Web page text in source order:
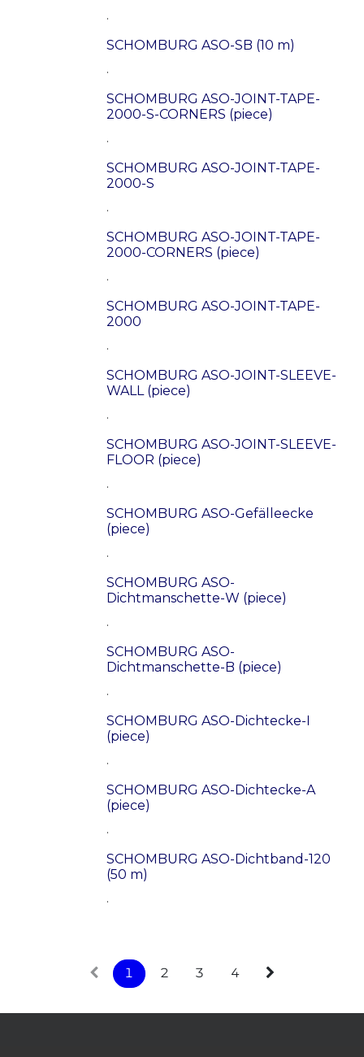
.
SCHOMBURG ASO-SB (10 m)
.
SCHOMBURG ASO-JOINT-TAPE-
2000-S-CORNERS (piece)
.
SCHOMBURG ASO-JOINT-TAPE-
2000-S
.
SCHOMBURG ASO-JOINT-TAPE-
2000-CORNERS (piece)
.
SCHOMBURG ASO-JOINT-TAPE-
2000
.
SCHOMBURG ASO-JOINT-SLEEVE-
WALL (piece)
.
SCHOMBURG ASO-JOINT-SLEEVE-
FLOOR (piece)
.
SCHOMBURG ASO-Gefälleecke
(piece)
.
SCHOMBURG ASO-
Dichtmanschette-W (piece)
.
SCHOMBURG ASO-
Dichtmanschette-B (piece)
.
SCHOMBURG ASO-Dichtecke-I
(piece)
.
SCHOMBURG ASO-Dichtecke-A
(piece)
.
SCHOMBURG ASO-Dichtband-120
(50 m)
.
1 2 3 4